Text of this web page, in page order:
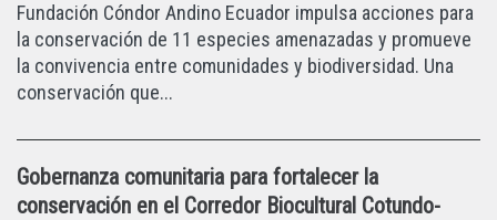
Fundación Cóndor Andino Ecuador impulsa acciones para
la conservación de 11 especies amenazadas y promueve
la convivencia entre comunidades y biodiversidad. Una
conservación que...
Gobernanza comunitaria para fortalecer la
conservación en el Corredor Biocultural Cotundo-